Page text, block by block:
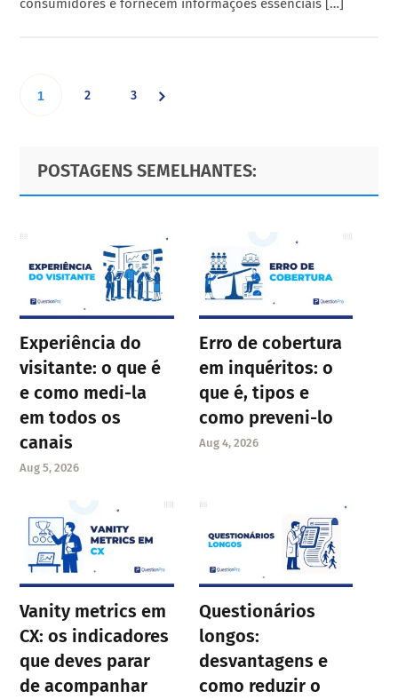
consumidores e fornecem informações essenciais […]
Go
page
1 Go
page
2 Go
page
3
Primary
Sidebar
Footer
POSTAGENS SEMELHANTES:
Experiência do
visitante: o que é
e como medi-la
em todos os
canais
Aug 5, 2026
Erro de cobertura
em inquéritos: o
que é, tipos e
como preveni-lo
Aug 4, 2026
Vanity metrics em
CX: os indicadores
que deves parar
de acompanhar
Questionários
longos:
desvantagens e
como reduzir o